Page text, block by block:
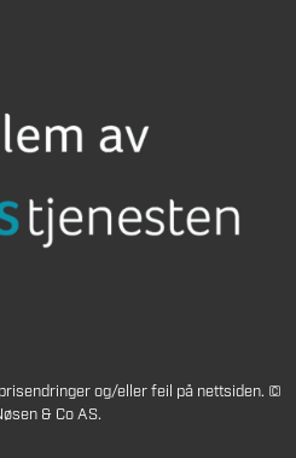
og/eller feil på nettsiden. ©
& Co AS.